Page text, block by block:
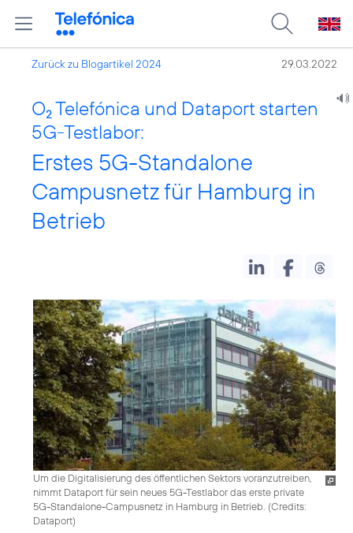
Zurück zu Blogartikel 2024 29.03.2022
O2 Telefónica und Dataport starten
5G-Testlabor:
Erstes 5G-Standalone
Campusnetz für Hamburg in
Betrieb
Um die Digitalisierung des öffentlichen Sektors voranzutreiben,
nimmt Dataport für sein neues 5G-Testlabor das erste private
5G-Standalone-Campusnetz in Hamburg in Betrieb. (Credits:
Dataport)